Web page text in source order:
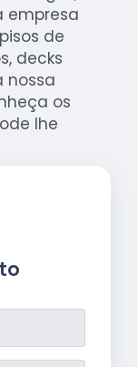
empresa
de
decks
nossa
os
lhe